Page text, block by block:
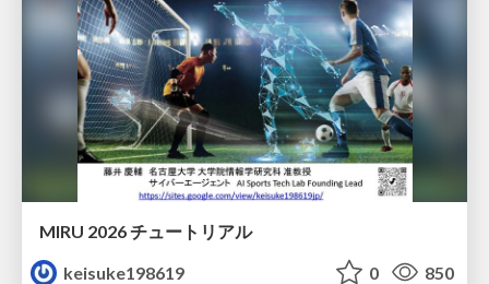
MIRU 2026 チュートリアル
keisuke198619
0 850